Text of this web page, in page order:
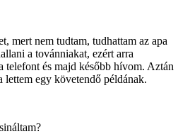
mert nem tudtam, tudhattam az apa
a továnniakat, ezért arra
telefont és majd később hívom. Aztán
lettem egy követendő példának.